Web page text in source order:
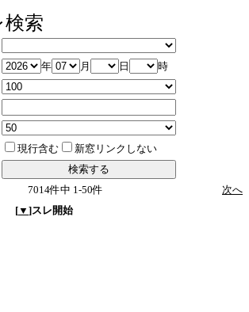
検索
年 月 日
時
現行含む
新窓リンクしない
7014件中 1-50件
次へ
[▼ ]スレ開始